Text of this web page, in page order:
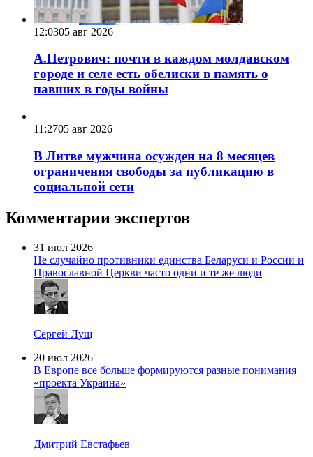
12:0305 авг 2026
А.Петрович: почти в каждом молдавском
городе и селе есть обелиски в память о
павших в годы войны
11:2705 авг 2026
В Литве мужчина осужден на 8 месяцев
ограничения свободы за публикацию в
социальной сети
Комментарии экспертов
31 июл 2026
Не случайно противники единства Беларуси и России и
Православной Церкви часто одни и те же люди
Сергей Лущ
20 июл 2026
В Европе все больше формируются разные понимания
«проекта Украина»
Дмитрий Евстафьев